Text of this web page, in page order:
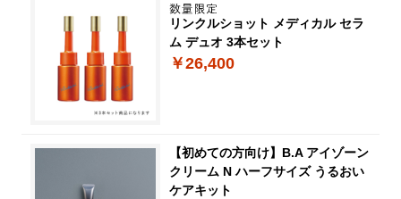
リンクルショット メディカル セラ
ム デュオ 3本セット
￥26,400
【初めての方向け】B.A アイゾーン
クリーム N ハーフサイズ うるおい
ケアキット